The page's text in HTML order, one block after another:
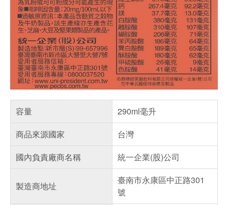
容量
290ml毫升
商品來源國家
台灣
國內負責廠商名稱
統一企業(股)公司
製造商地址
臺南市永康區中正路301
號